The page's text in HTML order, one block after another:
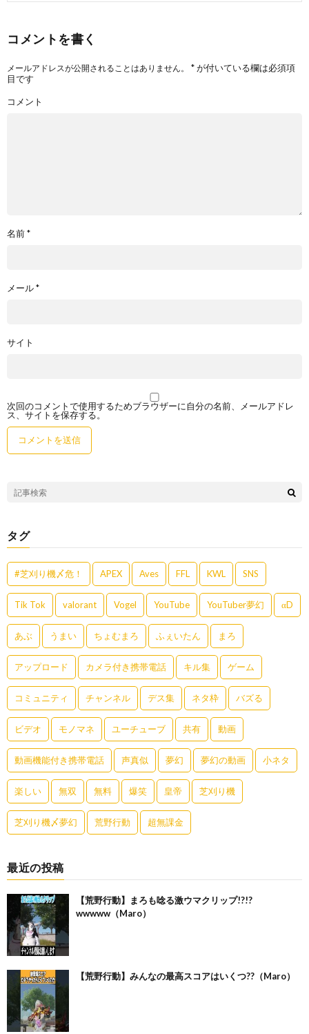
コメントを書く
メールアドレスが公開されることはありません。 *が付いている欄は必須項
目です
コメント
名前*
メール*
サイト
次回のコメントで使用するためブラウザーに自分の名前、メールアドレ
ス、サイトを保存する。
タグ
#芝刈り機〆危！ APEX Aves FFL KWL SNS
Tik Tok valorant Vogel YouTube YouTuber夢幻 αD
あぶ うまい ちょむまろ ふぇいたん まろ
アップロード カメラ付き携帯電話 キル集 ゲーム
コミュニティ チャンネル デス集 ネタ枠 バズる
ビデオ モノマネ ユーチューブ 共有 動画
動画機能付き携帯電話 声真似 夢幻 夢幻の動画 小ネタ
楽しい 無双 無料 爆笑 皇帝 芝刈り機
芝刈り機〆夢幻 荒野行動 超無課金
最近の投稿
【荒野行動】まろも唸る激ウマクリップ!?!?
wwwww（Maro）
【荒野行動】みんなの最高スコアはいくつ??（Maro）